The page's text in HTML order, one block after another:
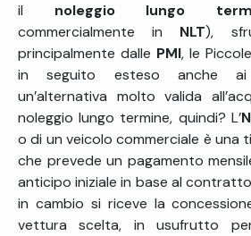
il noleggio lungo
commercialmente in NLT),
principalmente dalle PMI, le
in seguito esteso anche ai
un’alternativa molto valida
noleggio lungo termine, quindi? L’
o di un veicolo commerciale è una
che prevede un pagamento
anticipo iniziale in base al
in cambio si riceve la
vettura scelta, in usufrutto